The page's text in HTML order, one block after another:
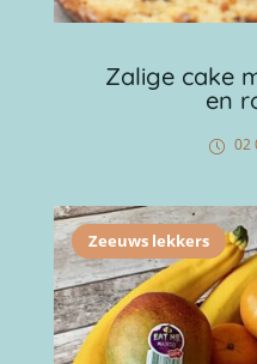
Zalige cake
en
02
Zeeuws lekkers